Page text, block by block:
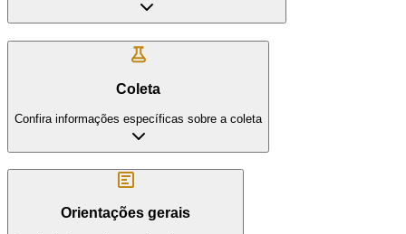
Coleta
Confira informações específicas sobre a coleta
Orientações gerais